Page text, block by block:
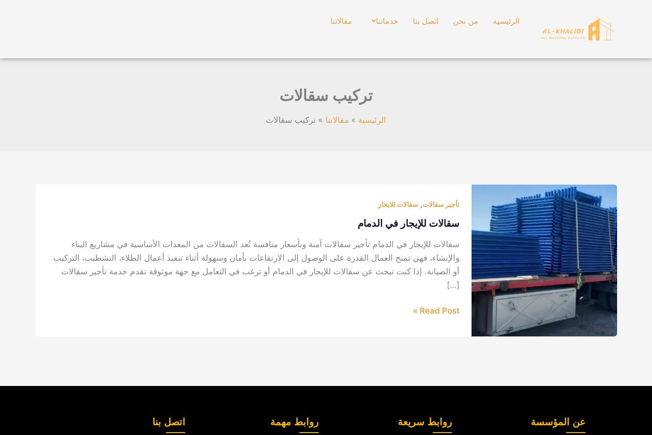
الرئيسية من نحن اتصل بنا خدماتنا مقالاتنا
تركيب سقالات
الرئيسية مقالاتنا تركيب سقالات
تأجير سقالات, سقالات للايجار
سقالات للإيجار في الدمام
سقالات للإيجار في الدمام تأجير سقالات آمنة وبأسعار منافسة تُعد السقالات من المعدات الأساسية في مشاريع البناء
والإنشاء، فهي تمنح العمال القدرة على الوصول إلى الارتفاعات بأمان وسهولة أثناء تنفيذ أعمال الطلاء، التشطيب، التركيب
أو الصيانة. إذا كنت تبحث عن سقالات للإيجار في الدمام أو ترغب في التعامل مع جهة موثوقة تقدم خدمة تأجير سقالات
[…]
للإيجار
في
Read Post »
عن المؤسسة روابط سريعة روابط مهمة اتصل بنا